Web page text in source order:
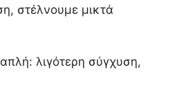
στέλνουμε μικτά
λιγότερη σύγχυση,